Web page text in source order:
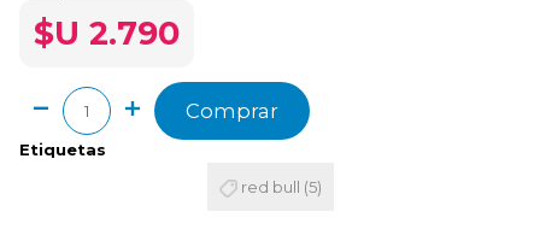
$U 2.790
Comprar
Etiquetas
red bull (5)